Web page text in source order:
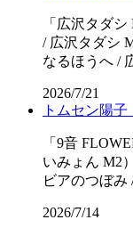
「広沢タダ
/ 広沢タダシ
なるほうへ /
2026/7/21
トムセン陽
「9音
いみょん M2
ビアのつぼ
2026/7/14